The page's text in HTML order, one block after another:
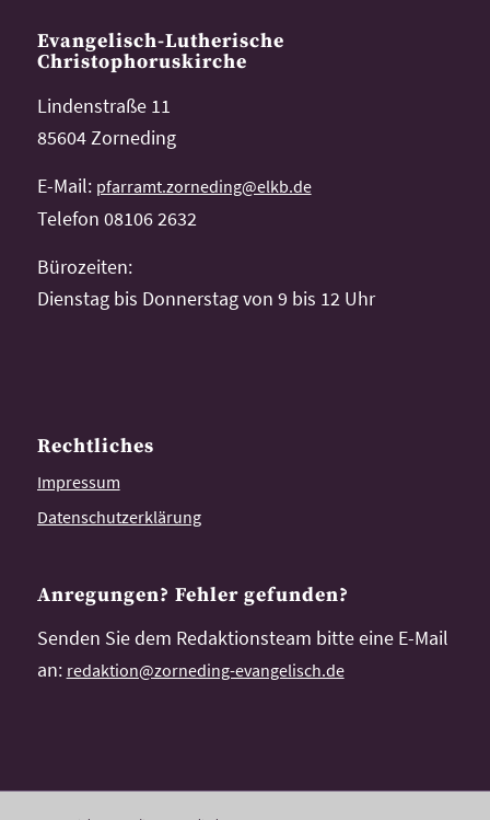
Evangelisch-Lutherische
Christophoruskirche
Lindenstraße 11
85604 Zorneding
E-Mail: pfarramt.zorneding@elkb.de
Telefon 08106 2632
Bürozeiten:
Dienstag bis Donnerstag von 9 bis 12 Uhr
Rechtliches
Impressum
Datenschutzerklärung
Anregungen? Fehler gefunden?
Senden Sie dem Redaktionsteam bitte eine E-Mail
an: redaktion@zorneding-evangelisch.de